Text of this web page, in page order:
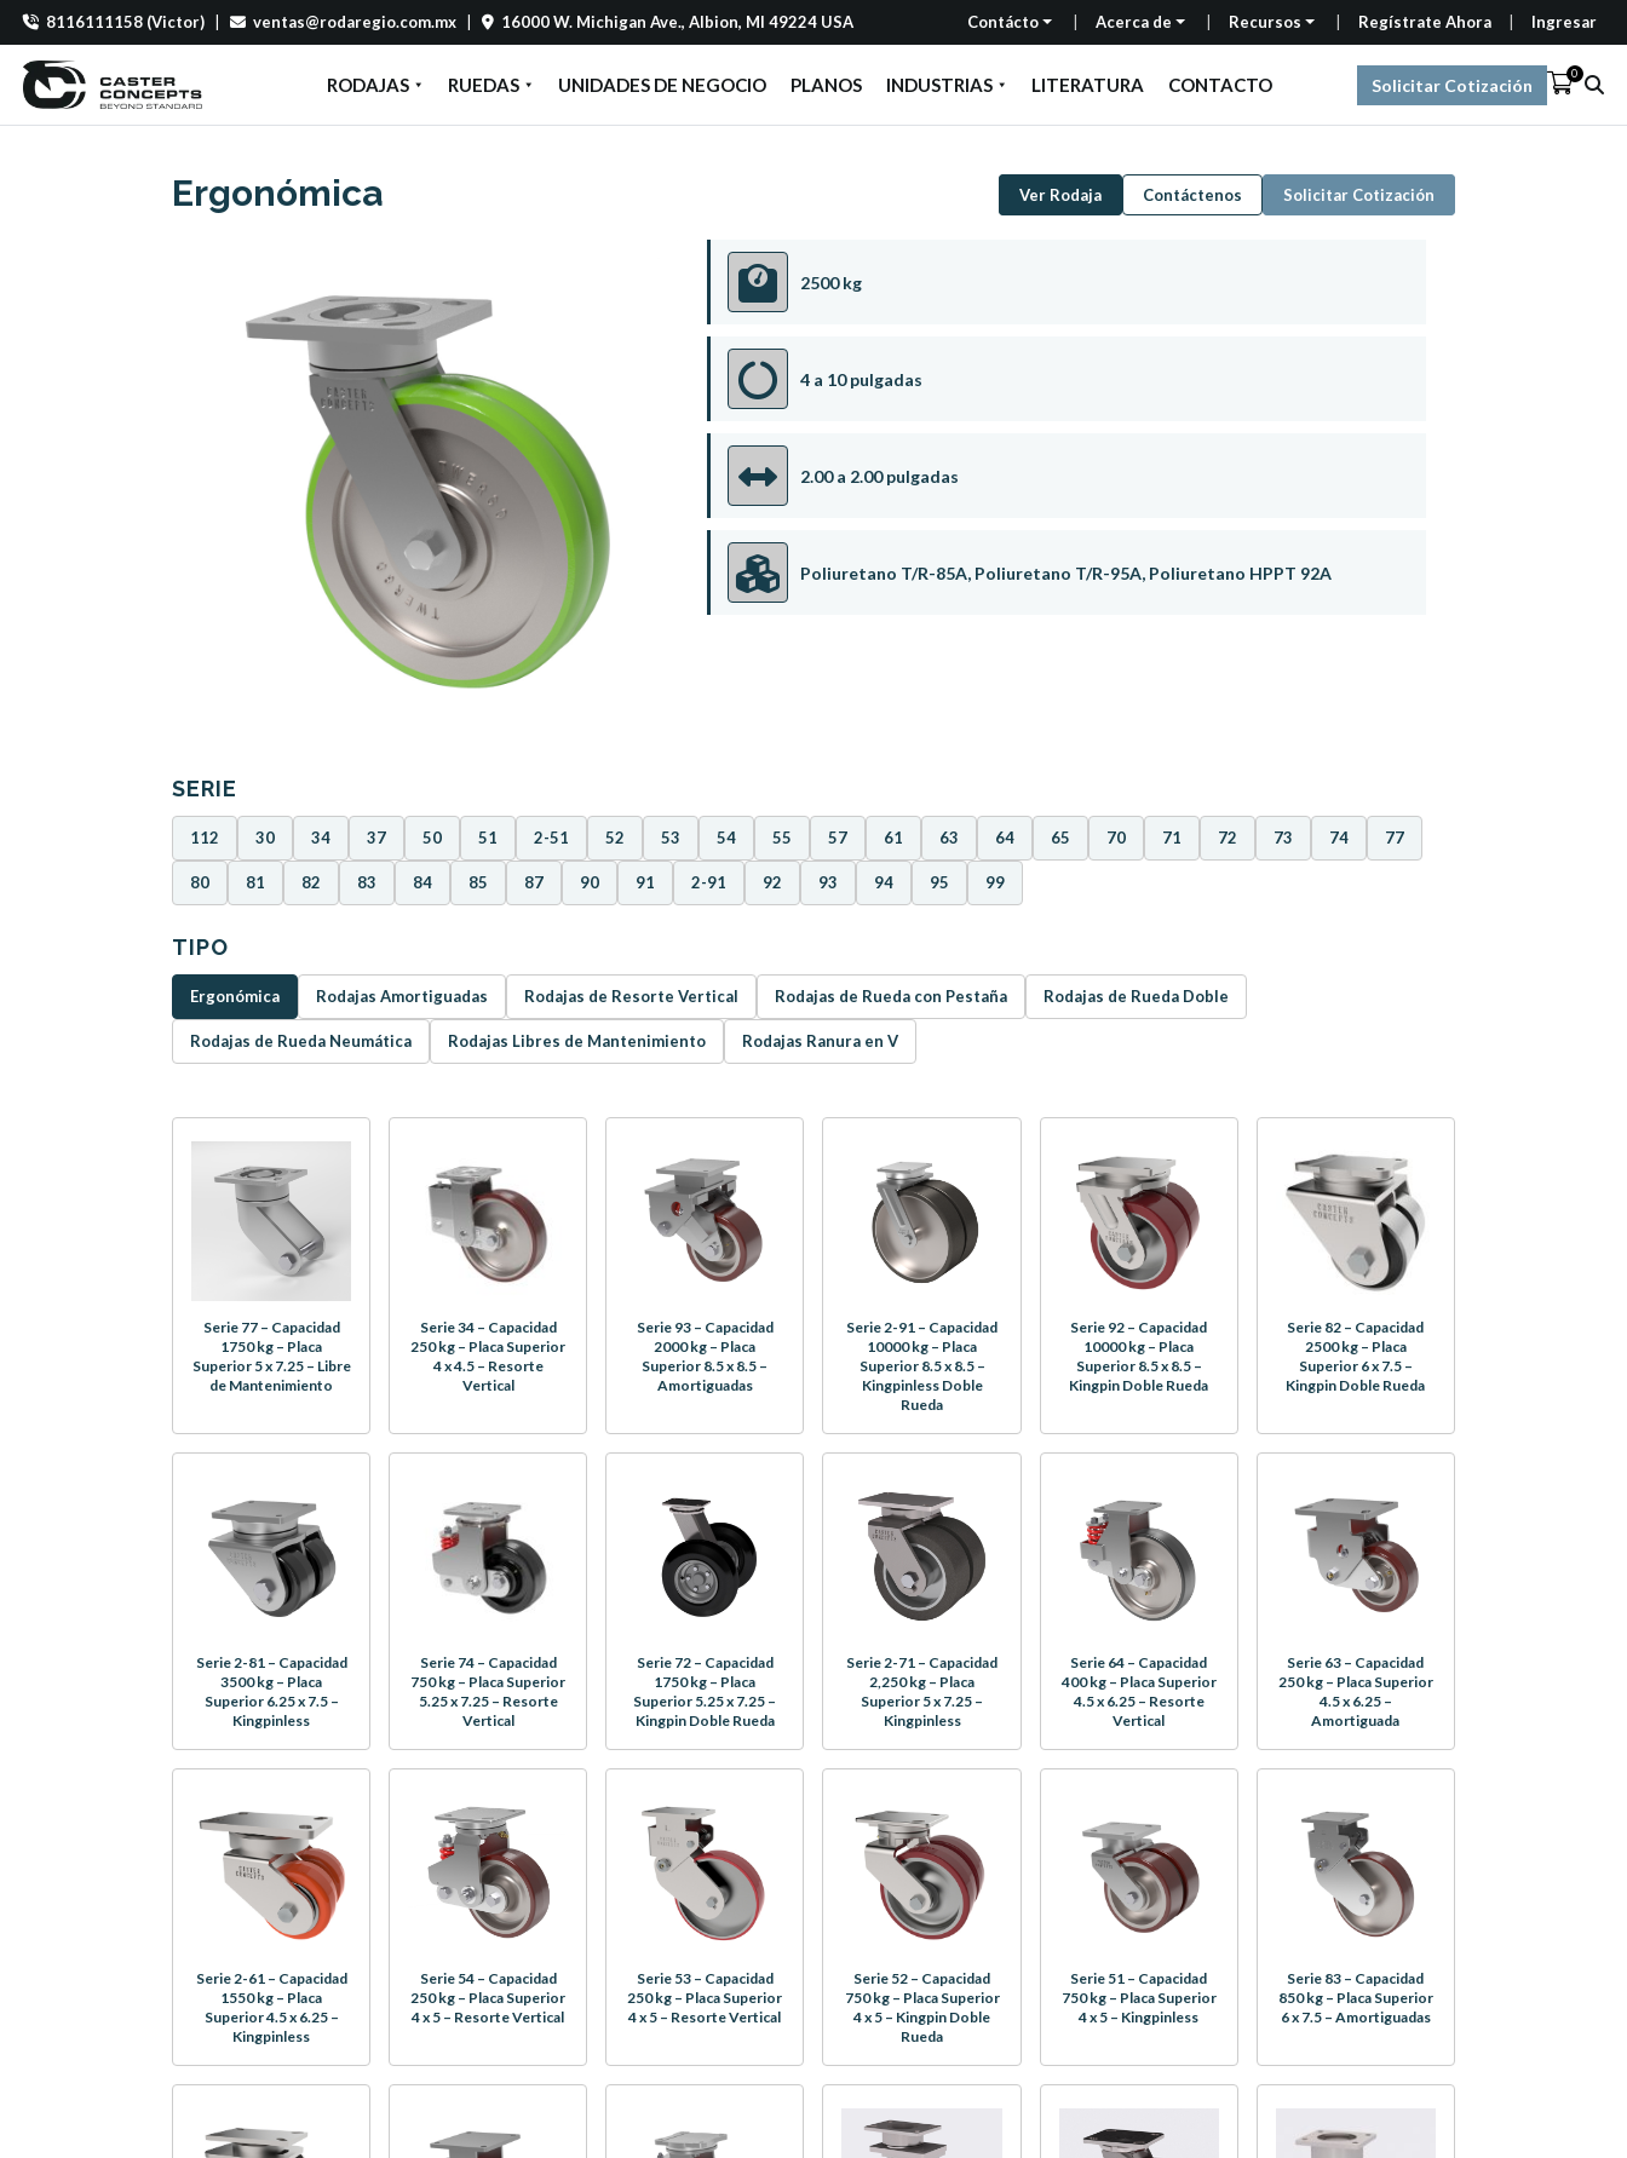
8116111158 (Victor) ventas@rodaregio.com.mx 16000 W. Michigan Ave., Albion, MI 49224 USA Contácto Acerca de Recursos Regístrate Ahora Ingresar
RODAJAS RUEDAS UNIDADES DE NEGOCIO PLANOS INDUSTRIAS LITERATURA CONTACTO Solicitar Cotización
0
Ergonómica Ver Rodaja Contáctenos Solicitar Cotización
2500 kg
4 a 10 pulgadas
2.00 a 2.00 pulgadas
Poliuretano T/R-85A, Poliuretano T/R-95A, Poliuretano HPPT 92A
SERIE
112 30 34 37 50 51 2-51 52 53 54 55 57 61 63 64 65 70 71 72 73 74 77
80 81 82 83 84 85 87 90 91 2-91 92 93 94 95 99
TIPO
Ergonómica Rodajas Amortiguadas Rodajas de Resorte Vertical Rodajas de Rueda con Pestaña Rodajas de Rueda Doble
Rodajas de Rueda Neumática Rodajas Libres de Mantenimiento Rodajas Ranura en V
Serie 77 – Capacidad
1750 kg – Placa
Superior 5 x 7.25 – Libre
de Mantenimiento
Serie 34 – Capacidad
250 kg – Placa Superior
4 x 4.5 – Resorte
Vertical
Serie 93 – Capacidad
2000 kg – Placa
Superior 8.5 x 8.5 –
Amortiguadas
Serie 2-91 – Capacidad
10000 kg – Placa
Superior 8.5 x 8.5 –
Kingpinless Doble
Rueda
Serie 92 – Capacidad
10000 kg – Placa
Superior 8.5 x 8.5 –
Kingpin Doble Rueda
Serie 82 – Capacidad
2500 kg – Placa
Superior 6 x 7.5 –
Kingpin Doble Rueda
Serie 2-81 – Capacidad
3500 kg – Placa
Superior 6.25 x 7.5 –
Kingpinless
Serie 74 – Capacidad
750 kg – Placa Superior
5.25 x 7.25 – Resorte
Vertical
Serie 72 – Capacidad
1750 kg – Placa
Superior 5.25 x 7.25 –
Kingpin Doble Rueda
Serie 2-71 – Capacidad
2,250 kg – Placa
Superior 5 x 7.25 –
Kingpinless
Serie 64 – Capacidad
400 kg – Placa Superior
4.5 x 6.25 – Resorte
Vertical
Serie 63 – Capacidad
250 kg – Placa Superior
4.5 x 6.25 –
Amortiguada
Serie 2-61 – Capacidad
1550 kg – Placa
Superior 4.5 x 6.25 –
Kingpinless
Serie 54 – Capacidad
250 kg – Placa Superior
4 x 5 – Resorte Vertical
Serie 53 – Capacidad
250 kg – Placa Superior
4 x 5 – Resorte Vertical
Serie 52 – Capacidad
750 kg – Placa Superior
4 x 5 – Kingpin Doble
Rueda
Serie 51 – Capacidad
750 kg – Placa Superior
4 x 5 – Kingpinless
Serie 83 – Capacidad
850 kg – Placa Superior
6 x 7.5 – Amortiguadas